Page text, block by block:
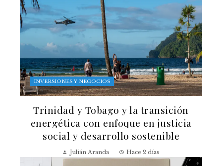
INVERSIONES Y NEGOCIOS
Trinidad y Tobago y la transición
energética con enfoque en justicia
social y desarrollo sostenible
Julián Aranda Hace 2 días